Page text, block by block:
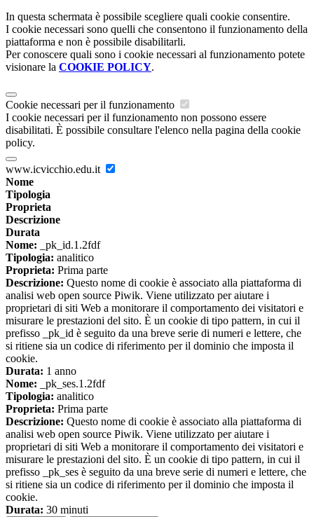
In questa schermata è possibile scegliere quali cookie consentire.
I cookie necessari sono quelli che consentono il funzionamento della
piattaforma e non è possibile disabilitarli.
Per conoscere quali sono i cookie necessari al funzionamento potete
visionare la COOKIE POLICY.
Cookie necessari per il funzionamento
I cookie necessari per il funzionamento non possono essere
disabilitati. È possibile consultare l'elenco nella pagina della cookie
policy.
www.icvicchio.edu.it
Nome
Tipologia
Proprieta
Descrizione
Durata
Nome: _pk_id.1.2fdf
Tipologia: analitico
Proprieta: Prima parte
Descrizione: Questo nome di cookie è associato alla piattaforma di
analisi web open source Piwik. Viene utilizzato per aiutare i
proprietari di siti Web a monitorare il comportamento dei visitatori e
misurare le prestazioni del sito. È un cookie di tipo pattern, in cui il
prefisso _pk_id è seguito da una breve serie di numeri e lettere, che
si ritiene sia un codice di riferimento per il dominio che imposta il
cookie.
Durata: 1 anno
Nome: _pk_ses.1.2fdf
Tipologia: analitico
Proprieta: Prima parte
Descrizione: Questo nome di cookie è associato alla piattaforma di
analisi web open source Piwik. Viene utilizzato per aiutare i
proprietari di siti Web a monitorare il comportamento dei visitatori e
misurare le prestazioni del sito. È un cookie di tipo pattern, in cui il
prefisso _pk_ses è seguito da una breve serie di numeri e lettere, che
si ritiene sia un codice di riferimento per il dominio che imposta il
cookie.
Durata: 30 minuti